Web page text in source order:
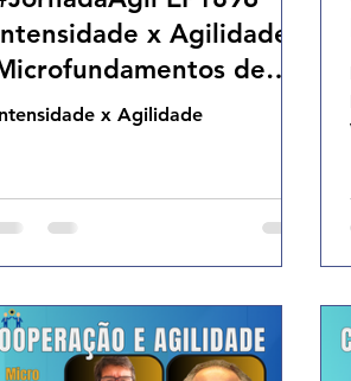
x Agilidade
de
da Gestão na
x Agilidade